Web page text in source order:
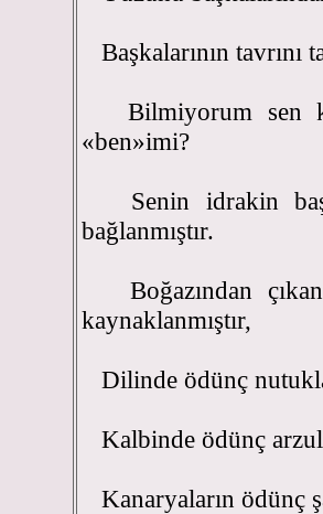
Başkalarının tavrını
Bilmiyorum sen
«ben»imi?
Senin idrakin
bağlanmıştır.
Boğazından çıkan
kaynaklanmıştır,
Dilinde ödünç
Kalbinde ödünç
Kanaryaların ödünç